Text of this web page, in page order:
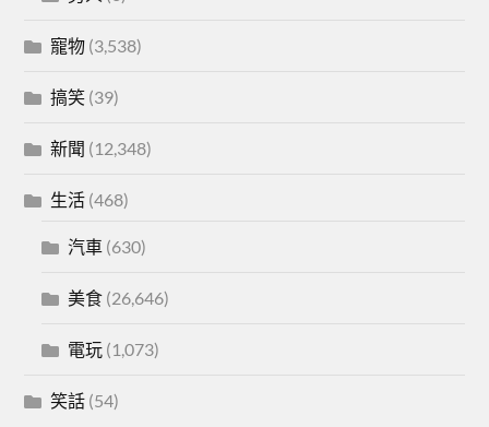
寵物 (3,538)
搞笑 (39)
新聞 (12,348)
生活 (468)
汽車 (630)
美食 (26,646)
電玩 (1,073)
笑話 (54)